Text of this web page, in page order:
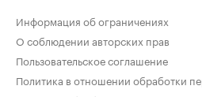
Информация об ограничениях
О соблюдении авторских прав
Пользовательское соглашение
Политика в отношении обработки